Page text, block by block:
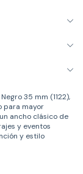
35 mm (1122),
para mayor
ancho clásico de
y eventos
y estilo